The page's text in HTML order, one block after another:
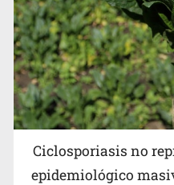
Pide regidora investigar
vecinos en Mirador de
Ciclosporiasis no
epidemiológico